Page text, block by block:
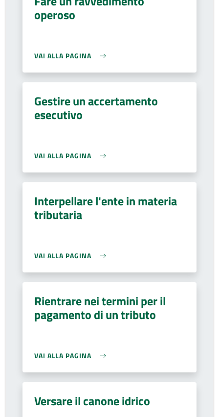
operoso
VAI ALLA PAGINA
Gestire un accertamento
esecutivo
VAI ALLA PAGINA
Interpellare l'ente in materia
tributaria
VAI ALLA PAGINA
Rientrare nei termini per il
pagamento di un tributo
VAI ALLA PAGINA
Versare il canone idrico